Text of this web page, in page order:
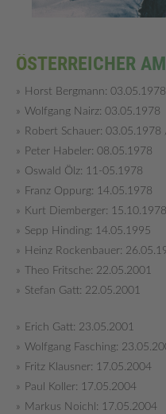
ÖSTERREICHER
Horst Bergmann: 03.05.1978
Wolfgang Nairz: 03.05.1978
Robert Schauer:
Peter Habeler: 08.05.1978
Oswald Ölz: 11-05.1978
Franz Oppurg: 14.05.1978
Kurt Diemberger: 15.10.1978
Sepp Hinding: 14.05.1995
Heinz Rockenbauer:
Theo Fritsche: 22.05.2001
Stefan Gatt: 22.05.2001
Erich Gatt: 23.05.2001
Wolfgang Fasching:
Fritz Klausner: 17.05.2004
Paul Koller: 17.05.2004
Markus Noichl: 17.05.2004